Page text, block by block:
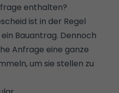
enthalten?
ist in der Regel
Bauantrag. Dennoch
Anfrage eine ganze
um sie stellen zu